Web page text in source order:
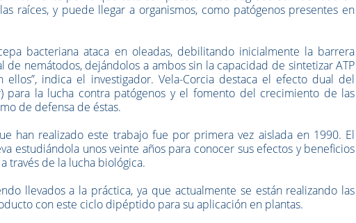
raíces, y puede llegar a organismos, como patógenos presentes en
bacteriana ataca en oleadas, debilitando inicialmente la barrera
de nemátodos, dejándolos a ambos sin la capacidad de sintetizar ATP
indica el investigador. Vela-Corcia destaca el efecto dual del
para la lucha contra patógenos y el fomento del crecimiento de las
de defensa de éstas.
han realizado este trabajo fue por primera vez aislada en 1990. El
estudiándola unos veinte años para conocer sus efectos y beneficios
través de la lucha biológica.
llevados a la práctica, ya que actualmente se están realizando las
con este ciclo dipéptido para su aplicación en plantas.